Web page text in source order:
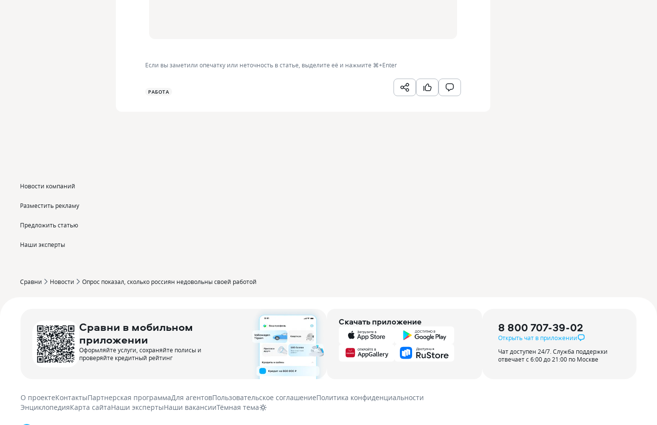
Новости компаний
Разместить рекламу
Предложить статью
Наши эксперты
Если вы заметили опечатку или неточность в статье, выделите её и нажмите ⌘+Enter
РАБОТА
Сравни Новости Опрос показал, сколько россиян недовольны своей работой
Сравни в мобильном
приложении
Оформляйте услуги, сохраняйте полисы и
проверяйте кредитный рейтинг
Скачать приложение 8 800 707-39-02
Открыть чат в приложении
Чат доступен 24/7. Служба поддержки
отвечает с 6:00 до 21:00 по Москве
О проектеКонтактыПартнерская программаДля агентовПользовательское соглашениеПолитика конфиденциальности
ЭнциклопедияКарта сайтаНаши экспертыНаши вакансииТёмная тема